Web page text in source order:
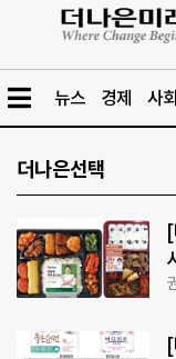
뉴스 경제 사회
더나은선택